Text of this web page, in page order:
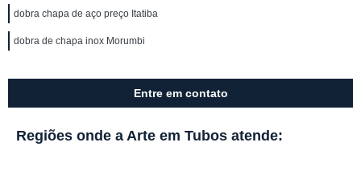
dobra chapa de aço preço Itatiba
dobra de chapa inox Morumbi
Entre em contato
Regiões onde a Arte em Tubos atende: